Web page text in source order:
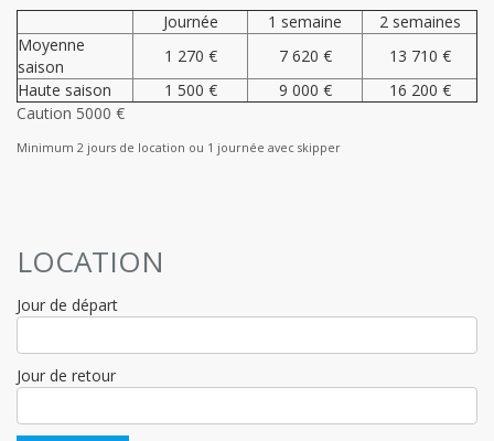
Journée
1 semaine
2 semaines
Moyenne
saison
1 270 € 7 620 €
13 710 €
Haute saison
1 500 € 9 000 €
16 200 €
Caution 5000 €
Minimum 2 jours de location ou 1 journée avec skipper
LOCATION
Jour de départ
Jour de retour